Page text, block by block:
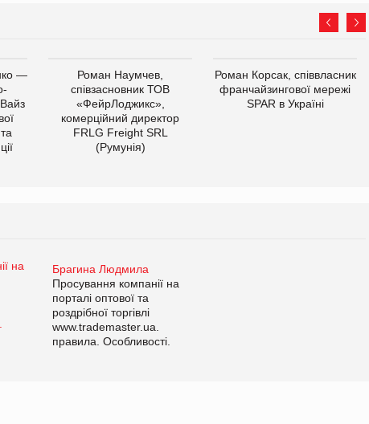
—
Роман Наумчев,
співзасновник ТОВ
«ФейрЛоджикс»,
комерційний директор
FRLG Freight SRL
(Румунія)
Роман Корсак, співвласник
франчайзингової мережі
SPAR в Україні
Брагина Людмила
Просування компанії на
порталі оптової та
роздрібної торгівлі
www.trademaster.ua.
правила. Особливості.